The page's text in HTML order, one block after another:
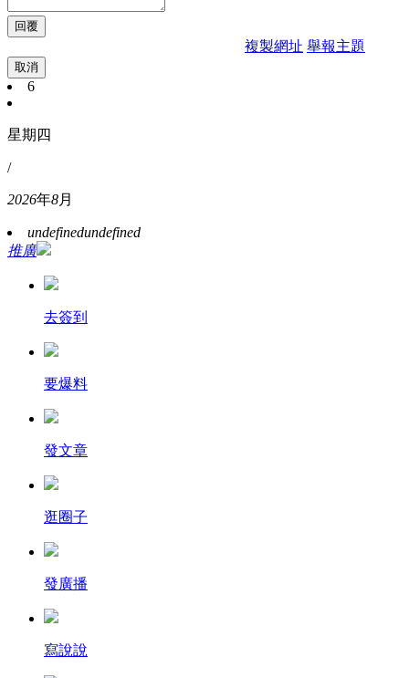
複製網址 舉報主題
取消
6
星期四
/
2026年8月
undefinedundefined
推廣
去簽到
要爆料
發文章
逛圈子
發廣播
寫說說